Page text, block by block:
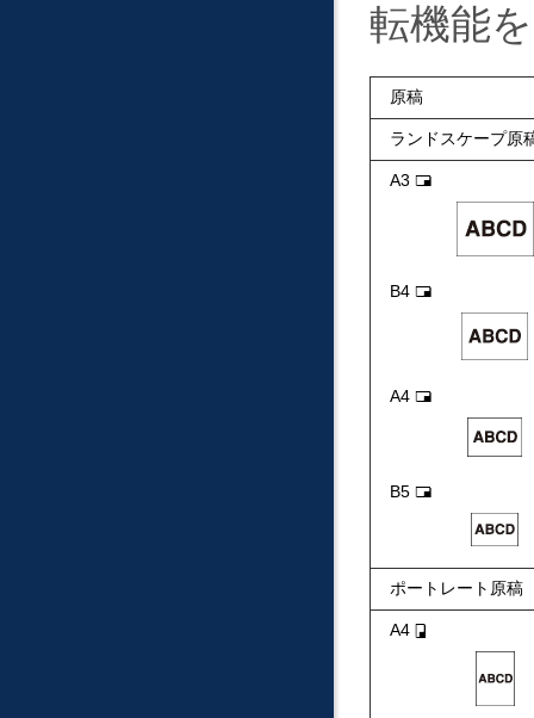
転機能
原稿
ランドスケープ原
A3
た
B4
た
A4
た
し
B5
た
し
ポートレート原稿
A4